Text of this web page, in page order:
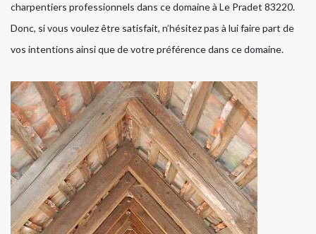
charpentiers professionnels dans ce domaine à Le Pradet 83220.
Donc, si vous voulez être satisfait, n’hésitez pas à lui faire part de
vos intentions ainsi que de votre préférence dans ce domaine.